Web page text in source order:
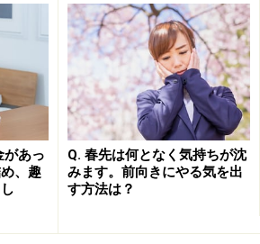
を見つけてみよう
ポッカリ感」について、解説しま
）
ッカリ感を「アパシー」と言いま
があっ
、趣
Q. 春先は何となく気持ちが沈
みます。前向きにやる気を出
す方法は？